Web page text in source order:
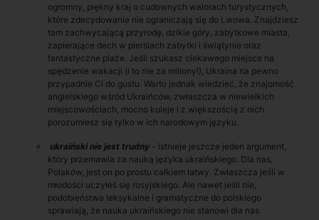
ogromny, piękny kraj o cudownych walorach turystycznych,
które zdecydowanie nie ograniczają się do Lwowa. Znajdziesz
tam zachwycającą przyrodę, dzikie góry, zabytkowe miasta,
zapierające dech w piersiach zabytki i świątynie oraz
fantastyczne plaże. Jeśli szukasz ciekawego miejsca na
spędzenie wakacji (i to nie za miliony!), Ukraina na pewno
przypadnie Ci do gustu. Warto jednak wiedzieć, że znajomość
angielskiego wśród Ukraińców, zwłaszcza w niewielkich
miejscowościach, mocno kuleje i z większością z nich
porozumiesz się tylko w ich narodowym języku.
ukraiński nie jest trudny - istnieje jeszcze jeden argument,
który przemawia za nauką języka ukraińskiego. Dla nas,
Polaków, jest on po prostu całkiem łatwy. Zwłaszcza jeśli w
młodości uczyłeś się rosyjskiego. Ale nawet jeśli nie,
podobieństwa leksykalne i gramatyczne do polskiego
sprawiają, że nauka ukraińskiego nie stanowi dla nas